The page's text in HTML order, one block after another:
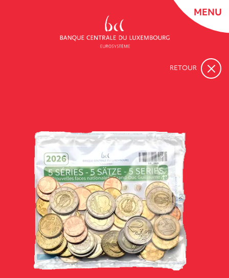
MENU
RETOUR